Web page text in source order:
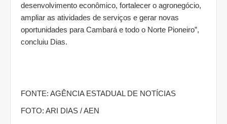
desenvolvimento econômico, fortalecer o agronegócio,
ampliar as atividades de serviços e gerar novas
oportunidades para Cambará e todo o Norte Pioneiro”,
concluiu Dias.
FONTE: AGÊNCIA ESTADUAL DE NOTÍCIAS
FOTO: ARI DIAS / AEN